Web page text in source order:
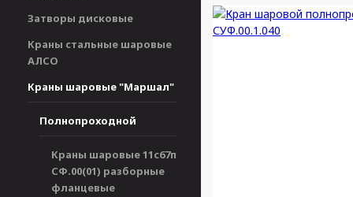
Затворы дисковые
Краны стальные шаровые
АЛСО
Краны шаровые "Маршал"
Полнопроходной
Краны шаровые 11с67п
СФ.00(01) разборные
фланцевые